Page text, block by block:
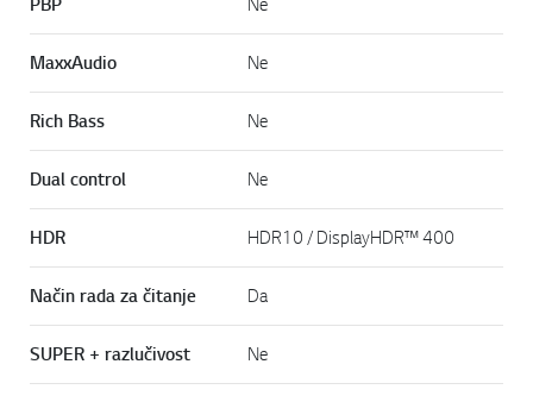
MaxxAudio Ne
Rich Bass Ne
Dual control Ne
HDR HDR10 / DisplayHDR™ 400
Način rada za čitanje Da
SUPER + razlučivost Ne